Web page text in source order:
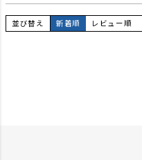
並び替え 新着順 レビュー順